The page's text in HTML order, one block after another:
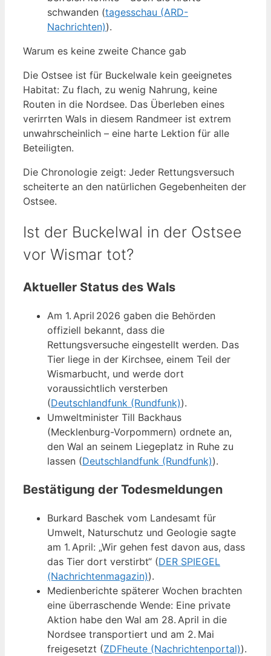
schwanden (tagesschau (ARD-
Nachrichten)).
Warum es keine zweite Chance gab
Die Ostsee ist für Buckelwale kein geeignetes
Habitat: Zu flach, zu wenig Nahrung, keine
Routen in die Nordsee. Das Überleben eines
verirrten Wals in diesem Randmeer ist extrem
unwahrscheinlich – eine harte Lektion für alle
Beteiligten.
Die Chronologie zeigt: Jeder Rettungsversuch
scheiterte an den natürlichen Gegebenheiten der
Ostsee.
Ist der Buckelwal in der Ostsee
vor Wismar tot?
Aktueller Status des Wals
Am 1. April 2026 gaben die Behörden
offiziell bekannt, dass die
Rettungsversuche eingestellt werden. Das
Tier liege in der Kirchsee, einem Teil der
Wismarbucht, und werde dort
voraussichtlich versterben
(Deutschlandfunk (Rundfunk)).
Umweltminister Till Backhaus
(Mecklenburg-Vorpommern) ordnete an,
den Wal an seinem Liegeplatz in Ruhe zu
lassen (Deutschlandfunk (Rundfunk)).
Bestätigung der Todesmeldungen
Burkard Baschek vom Landesamt für
Umwelt, Naturschutz und Geologie sagte
am 1. April: „Wir gehen fest davon aus, dass
das Tier dort verstirbt“ (DER SPIEGEL
(Nachrichtenmagazin)).
Medienberichte späterer Wochen brachten
eine überraschende Wende: Eine private
Aktion habe den Wal am 28. April in die
Nordsee transportiert und am 2. Mai
freigesetzt (ZDFheute (Nachrichtenportal)).